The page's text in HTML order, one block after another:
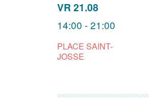
VR 21.08
14:00 - 21:00
PLACE SAINT-
JOSSE